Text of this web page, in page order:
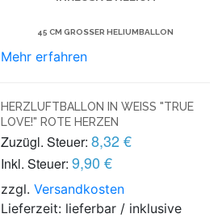
45 CM GROSSER HELIUMBALLON
Mehr erfahren
HERZLUFTBALLON IN WEISS "TRUE L
OVE!" ROTE HERZEN
Zuzügl. Steuer: 8,32 €
Inkl. Steuer: 9,90 €
zzgl.Versandkosten
Lieferzeit: lieferbar / inklusive